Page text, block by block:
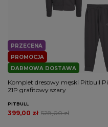
PROMOCJA
PRZECENA
DARMOWA DOSTAWA
Komplet dresowy męski Pitbull
ZIP grafitowy szary
PITBULL
528,00 zł
399,00 zł